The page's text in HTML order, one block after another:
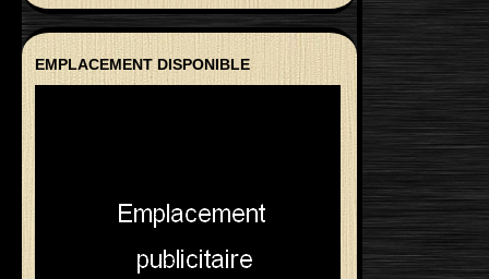
EMPLACEMENT DISPONIBLE